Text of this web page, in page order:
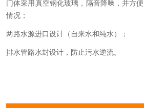
门体采用真空钢化玻璃，隔音降噪，并方
情况；
两路水源进口设计（自来水和纯水）
排水管路水封设计，防止污水逆流。